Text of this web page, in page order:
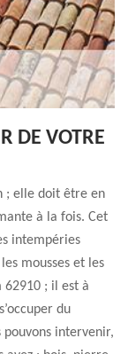
DE VOTRE
; elle doit être en
à la fois. Cet
intempéries
mousses et les
62910 ; il est à
du
intervenir,